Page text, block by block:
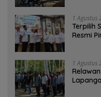
1 Agustus
‎Terpilih
Resmi
1 Agustus